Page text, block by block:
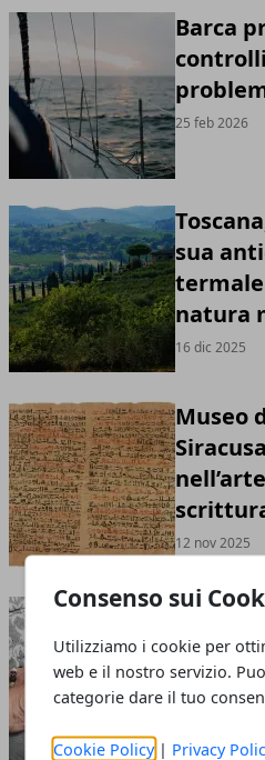
Consenso sui
Utilizziamo i cookie per
web e il nostro servizio.
categorie dare il tuo
Cookie Policy | Privacy
Barca
25 feb 2026
sua
natura
16 dic 2025
Museo
12 nov 2025
A Como
02 ott 2025